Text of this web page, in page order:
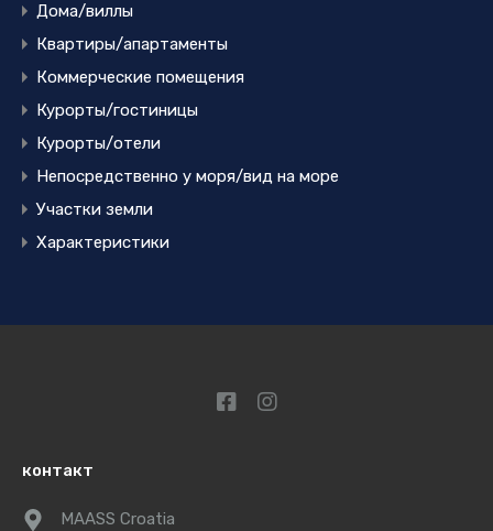
Дома/виллы
Квартиры/апартаменты
Коммерческие помещения
Курорты/гостиницы
Курорты/отели
Непосредственно у моря/вид на море
Участки земли
Характеристики
контакт
MAASS Croatia